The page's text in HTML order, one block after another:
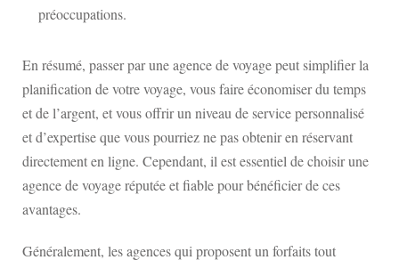
préoccupations.
En résumé, passer par une agence de voyage peut simplifier la
planification de votre voyage, vous faire économiser du temps
et de l’argent, et vous offrir un niveau de service personnalisé
et d’expertise que vous pourriez ne pas obtenir en réservant
directement en ligne. Cependant, il est essentiel de choisir une
agence de voyage réputée et fiable pour bénéficier de ces
avantages.
Généralement, les agences qui proposent un forfaits tout